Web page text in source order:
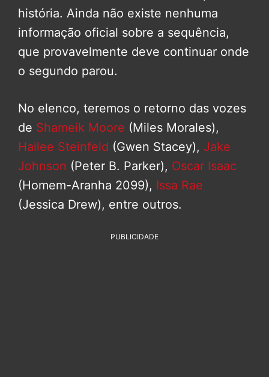
história. Ainda não existe nenhuma
informação oficial sobre a sequência,
que provavelmente deve continuar onde
o segundo parou.
No elenco, teremos o retorno das vozes
de Shameik Moore (Miles Morales),
Hailee Steinfeld (Gwen Stacey), Jake
Johnson (Peter B. Parker), Oscar Isaac
(Homem-Aranha 2099), Issa Rae
(Jessica Drew), entre outros.
PUBLICIDADE